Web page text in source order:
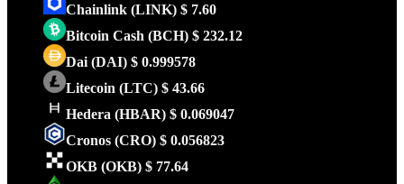
Chainlink (LINK) $ 7.60
Bitcoin Cash (BCH) $ 232.12
Dai (DAI) $ 0.999578
Litecoin (LTC) $ 43.66
Hedera (HBAR) $ 0.069047
Cronos (CRO) $ 0.056823
OKB (OKB) $ 77.64